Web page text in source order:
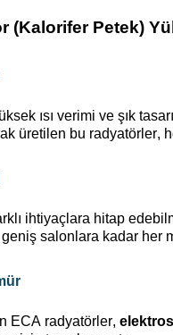
(Kalorifer Petek)
ısı verimi ve şık
üretilen bu radyatörler,
ihtiyaçlara hitap
salonlara kadar her
ECA radyatörler,